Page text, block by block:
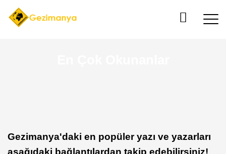
Gezimanya'daki en popüler yazı ve yazarları
aşağıdaki bağlantılardan takip edebilirsiniz!